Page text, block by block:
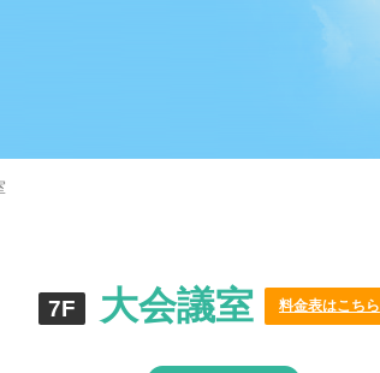
7F 大会議室 料金表はこちら